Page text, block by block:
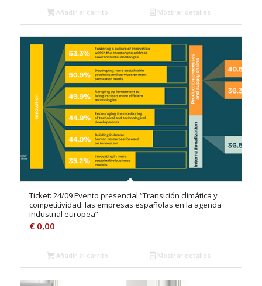
Añadir al carrito Mostrar detalles
Ticket: 24/09 Evento presencial “Transición climática y
competitividad: las empresas españolas en la agenda
industrial europea”
€0,00
Añadir al carrito Mostrar detalles